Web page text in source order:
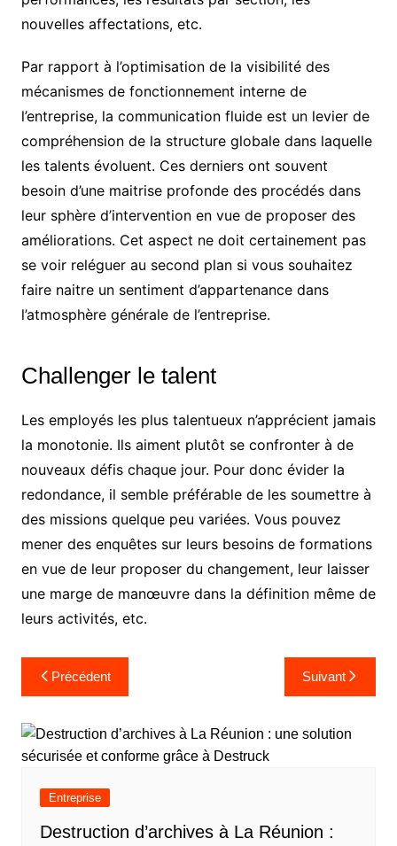
nouvelles affectations, etc.
Par rapport à l’optimisation de la visibilité des
mécanismes de fonctionnement interne de
l’entreprise, la communication fluide est un levier de
compréhension de la structure globale dans laquelle
les talents évoluent. Ces derniers ont souvent
besoin d’une maitrise profonde des procédés dans
leur sphère d’intervention en vue de proposer des
améliorations. Cet aspect ne doit certainement pas
se voir reléguer au second plan si vous souhaitez
faire naitre un sentiment d’appartenance dans
l’atmosphère générale de l’entreprise.
Challenger le talent
Les employés les plus talentueux n’apprécient jamais
la monotonie. Ils aiment plutôt se confronter à de
nouveaux défis chaque jour. Pour donc évider la
redondance, il semble préférable de les soumettre à
des missions quelque peu variées. Vous pouvez
mener des enquêtes sur leurs besoins de formations
en vue de leur proposer du changement, leur laisser
une marge de manœuvre dans la définition même de
leurs activités, etc.
Navigation
de
l’article
Précédent Suivant
Entreprise
Destruction d’archives à La Réunion :